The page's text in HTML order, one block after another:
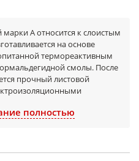
марки А относится к слоистым
на основе
термореактивным
смолы. После
прочный листовой
предназначена для
полностью